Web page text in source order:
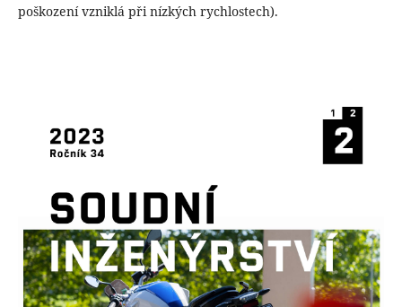
poškození vzniklá při nízkých rychlostech).